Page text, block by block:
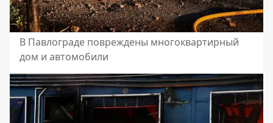
В Павлограде повреждены многоквартирный
дом и автомобили